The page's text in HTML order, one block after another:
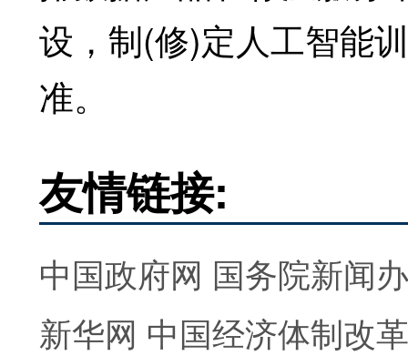
设，制(修)定人工智能
准。
友情链接:
中国政府网 国务院新闻
新华网 中国经济体制改